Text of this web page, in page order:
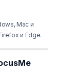
Mac и
и Edge.